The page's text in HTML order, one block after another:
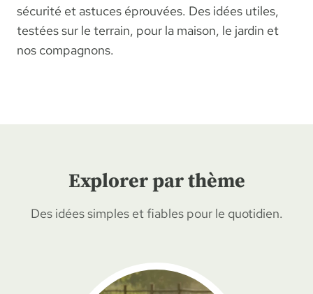
sécurité et astuces éprouvées. Des idées utiles,
testées sur le terrain, pour la maison, le jardin et
nos compagnons.
Explorer par thème
Des idées simples et fiables pour le quotidien.